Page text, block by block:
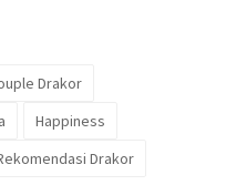
Drakor
Happiness
Drakor